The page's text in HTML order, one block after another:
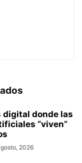
digital donde las
“viven”
2026